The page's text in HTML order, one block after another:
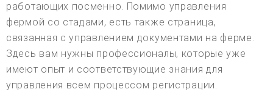
работающих посменно. Помимо управления
фермой со стадами, есть также страница,
связанная с управлением документами на ферме.
Здесь вам нужны профессионалы, которые уже
имеют опыт и соответствующие знания для
управления всем процессом регистрации.